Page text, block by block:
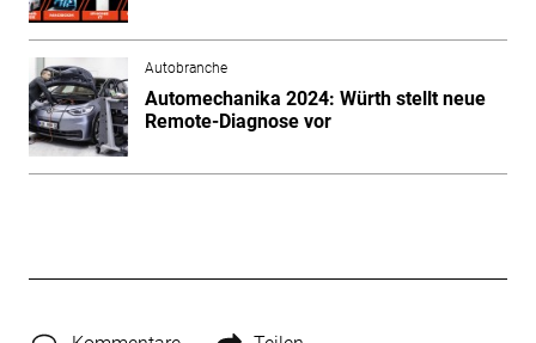
Autobranche
Automechanika 2024: Würth stellt neue
Remote-Diagnose vor